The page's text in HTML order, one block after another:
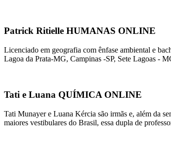
Patrick Ritielle HUMANAS ONLINE
Licenciado em geografia com ênfase ambiental e
Lagoa da Prata-MG, Campinas -SP, Sete Lagoas -
Tati e Luana QUÍMICA ONLINE
Tati Munayer e Luana Kércia são irmãs e, além da
maiores vestibulares do Brasil, essa dupla de